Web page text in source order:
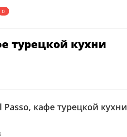
0
турецкой кухни
Passo, кафе турецкой кухни